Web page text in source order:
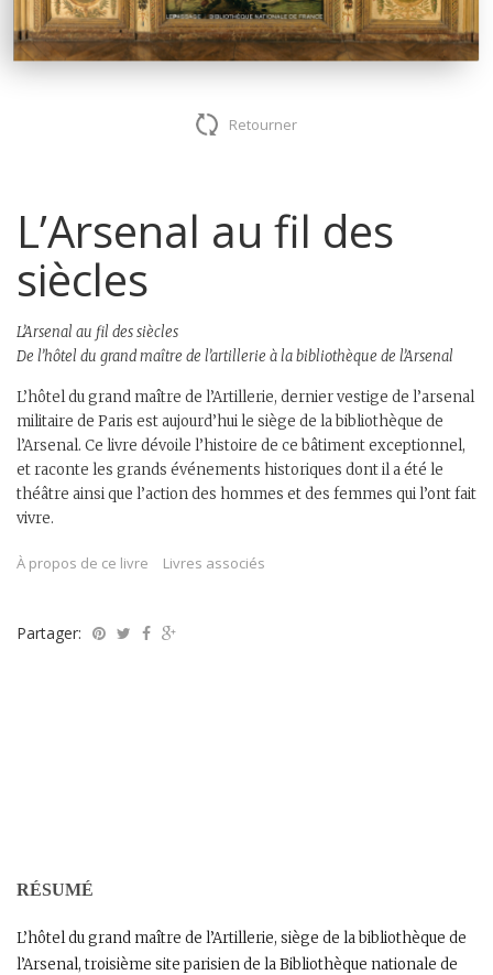
Retourner
L’Arsenal au fil des
siècles
L’Arsenal au fil des siècles
De l’hôtel du grand maître de l’artillerie à la bibliothèque de l’Arsenal
L’hôtel du grand maître de l’Artillerie, dernier vestige de l’arsenal
militaire de Paris est aujourd’hui le siège de la bibliothèque de
l’Arsenal. Ce livre dévoile l’histoire de ce bâtiment exceptionnel,
et raconte les grands événements historiques dont il a été le
théâtre ainsi que l’action des hommes et des femmes qui l’ont fait
vivre.
À propos de ce livre Livres associés
Partager:
RÉSUMÉ
L’hôtel du grand maître de l’Artillerie, siège de la bibliothèque de
l’Arsenal, troisième site parisien de la Bibliothèque nationale de